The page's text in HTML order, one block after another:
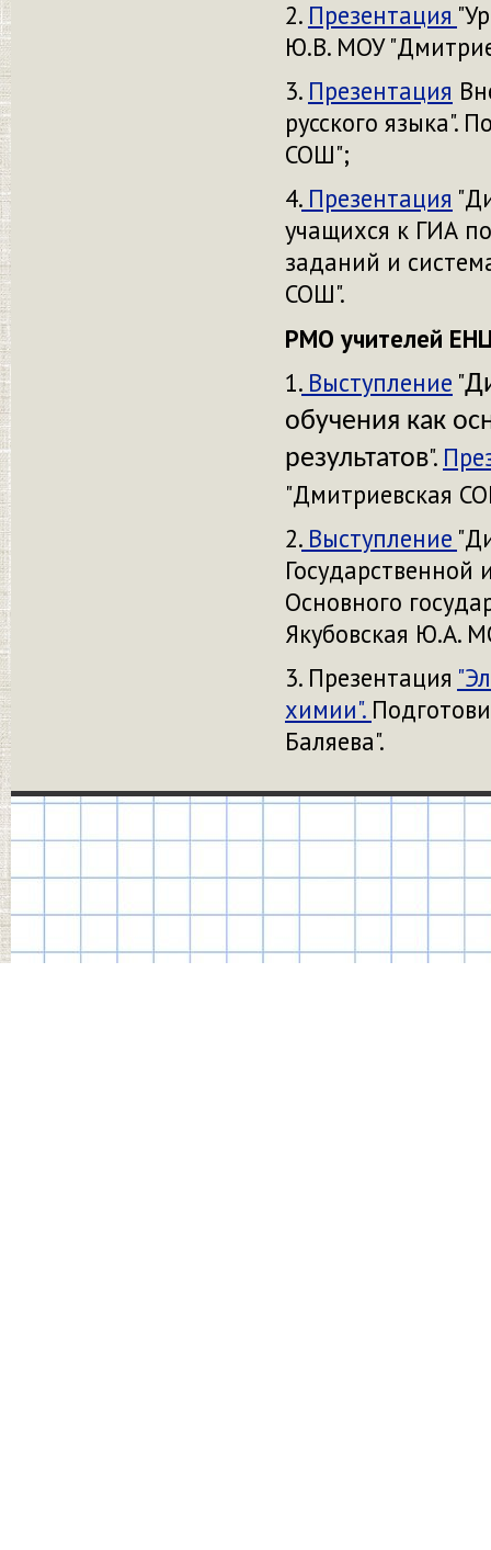
2. Презентация
Ю.В. МОУ
3. Презентация
русского языка".
СОШ";
4.Презентация
учащихся к ГИА
заданий и
СОШ".
РМО учителей
1.Выступление "
обучения как
результатов".
"Дмитриевская
2.Выступление
Государственной
Основного
Якубовская Ю.А.
3. Презентация
химии".
Баляева".